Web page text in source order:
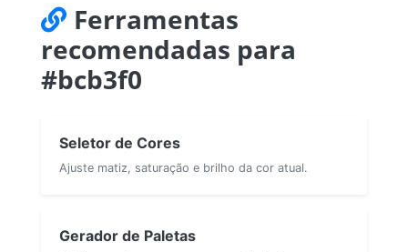
Ferramentas
recomendadas para
#bcb3f0
Seletor de Cores
Ajuste matiz, saturação e brilho da cor atual.
Gerador de Paletas